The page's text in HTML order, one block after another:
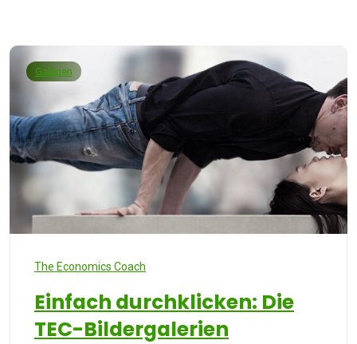
Galerien
The Economics Coach
Einfach durchklicken: Die
TEC-Bildergalerien